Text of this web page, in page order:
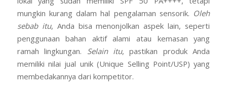
yang sudah ada di pasaran. Apa kelebihan dan
kekurangan mereka?Sebagai contoh, banyak produk
lokal yang sudah memiliki SPF 50 PA++++, tetapi
mungkin kurang dalam hal pengalaman sensorik. Oleh
sebab itu, Anda bisa menonjolkan aspek lain, seperti
penggunaan bahan aktif alami atau kemasan yang
ramah lingkungan.Selain itu, pastikan produk Anda